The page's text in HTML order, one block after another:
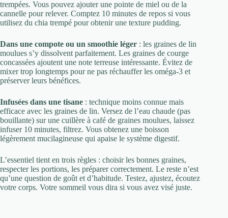
trempées. Vous pouvez ajouter une pointe de miel ou de la
cannelle pour relever. Comptez 10 minutes de repos si vous
utilisez du chia trempé pour obtenir une texture pudding.
Dans une compote ou un smoothie léger : les graines de lin
moulues s’y dissolvent parfaitement. Les graines de courge
concassées ajoutent une note terreuse intéressante. Évitez de
mixer trop longtemps pour ne pas réchauffer les oméga-3 et
préserver leurs bénéfices.
Infusées dans une tisane : technique moins connue mais
efficace avec les graines de lin. Versez de l’eau chaude (pas
bouillante) sur une cuillère à café de graines moulues, laissez
infuser 10 minutes, filtrez. Vous obtenez une boisson
légèrement mucilagineuse qui apaise le système digestif.
L’essentiel tient en trois règles : choisir les bonnes graines,
respecter les portions, les préparer correctement. Le reste n’est
qu’une question de goût et d’habitude. Testez, ajustez, écoutez
votre corps. Votre sommeil vous dira si vous avez visé juste.